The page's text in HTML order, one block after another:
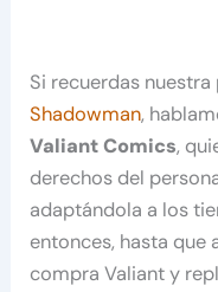
Si recuerdas
Shadowman,
Valiant Comics,
derechos del
adaptándola a los
entonces, hasta que
compra Valiant y